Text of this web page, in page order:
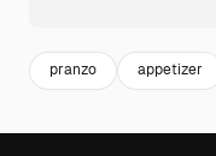
pranzo appetizer